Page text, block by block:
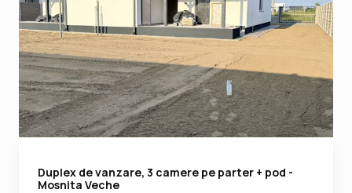
Duplex de vanzare, 3 camere pe parter + pod -
Mosnita Veche